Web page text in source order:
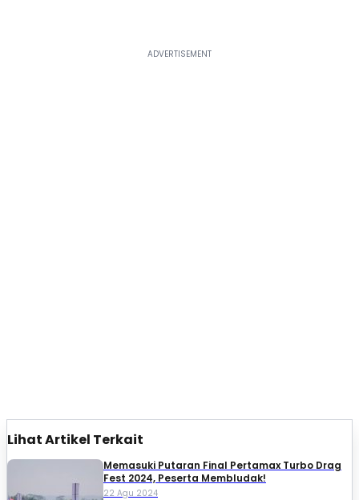
Lihat Artikel Terkait
Memasuki Putaran Final Pertamax Turbo Drag
Fest 2024, Peserta Membludak!
22 Agu 2024